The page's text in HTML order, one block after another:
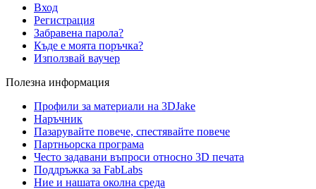
Вход
Регистрация
Забравена парола?
Къде е моята поръчка?
Използвай ваучер
Полезна информация
Профили за материали на 3DJake
Наръчник
Пазарувайте повече, спестявайте повече
Партньорска програма
Често задавани въпроси относно 3D печата
Поддръжка за FabLabs
Ние и нашата околна среда